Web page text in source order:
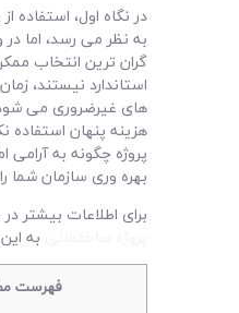
در نگاه اول، استفاده
به نظر می رسد، اما
گران ترین انتخاب
استاندارد نیستند،
های غیرضروری می
هزینه پنهان استفاده
پروژه چگونه به
بهره وری سازمان شما
برای اطلاعات بیشتر در
به
فهرست